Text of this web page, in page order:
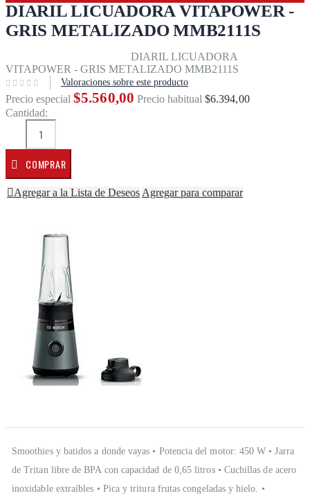
DIARIL LICUADORA VITAPOWER -
GRIS METALIZADO MMB2111S
DIARIL LICUADORA
VITAPOWER - GRIS METALIZADO MMB2111S
Valoraciones sobre este producto
Precio especial $5.560,00 Precio habitual $6.394,00
Cantidad:
COMPRAR
Agregar a la Lista de Deseos Agregar para comparar
Smoothies y batidos a donde vayas • Potencia del motor: 450 W • Jarra
de Tritan libre de BPA con capacidad de 0,65 litros • Cuchillas de acero
inoxidable extraíbles • Pica y tritura frutas congeladas y hielo. •